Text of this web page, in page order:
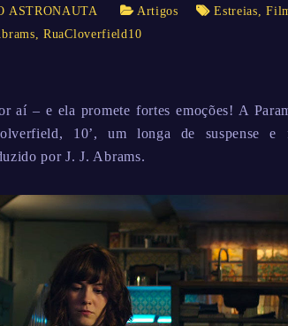
ASTRONAUTA Artigos Estreias,
,RuaCloverfield10
aí – e ela promete fortes emoções! A
10’, um longa de suspense
por J. J. Abrams.